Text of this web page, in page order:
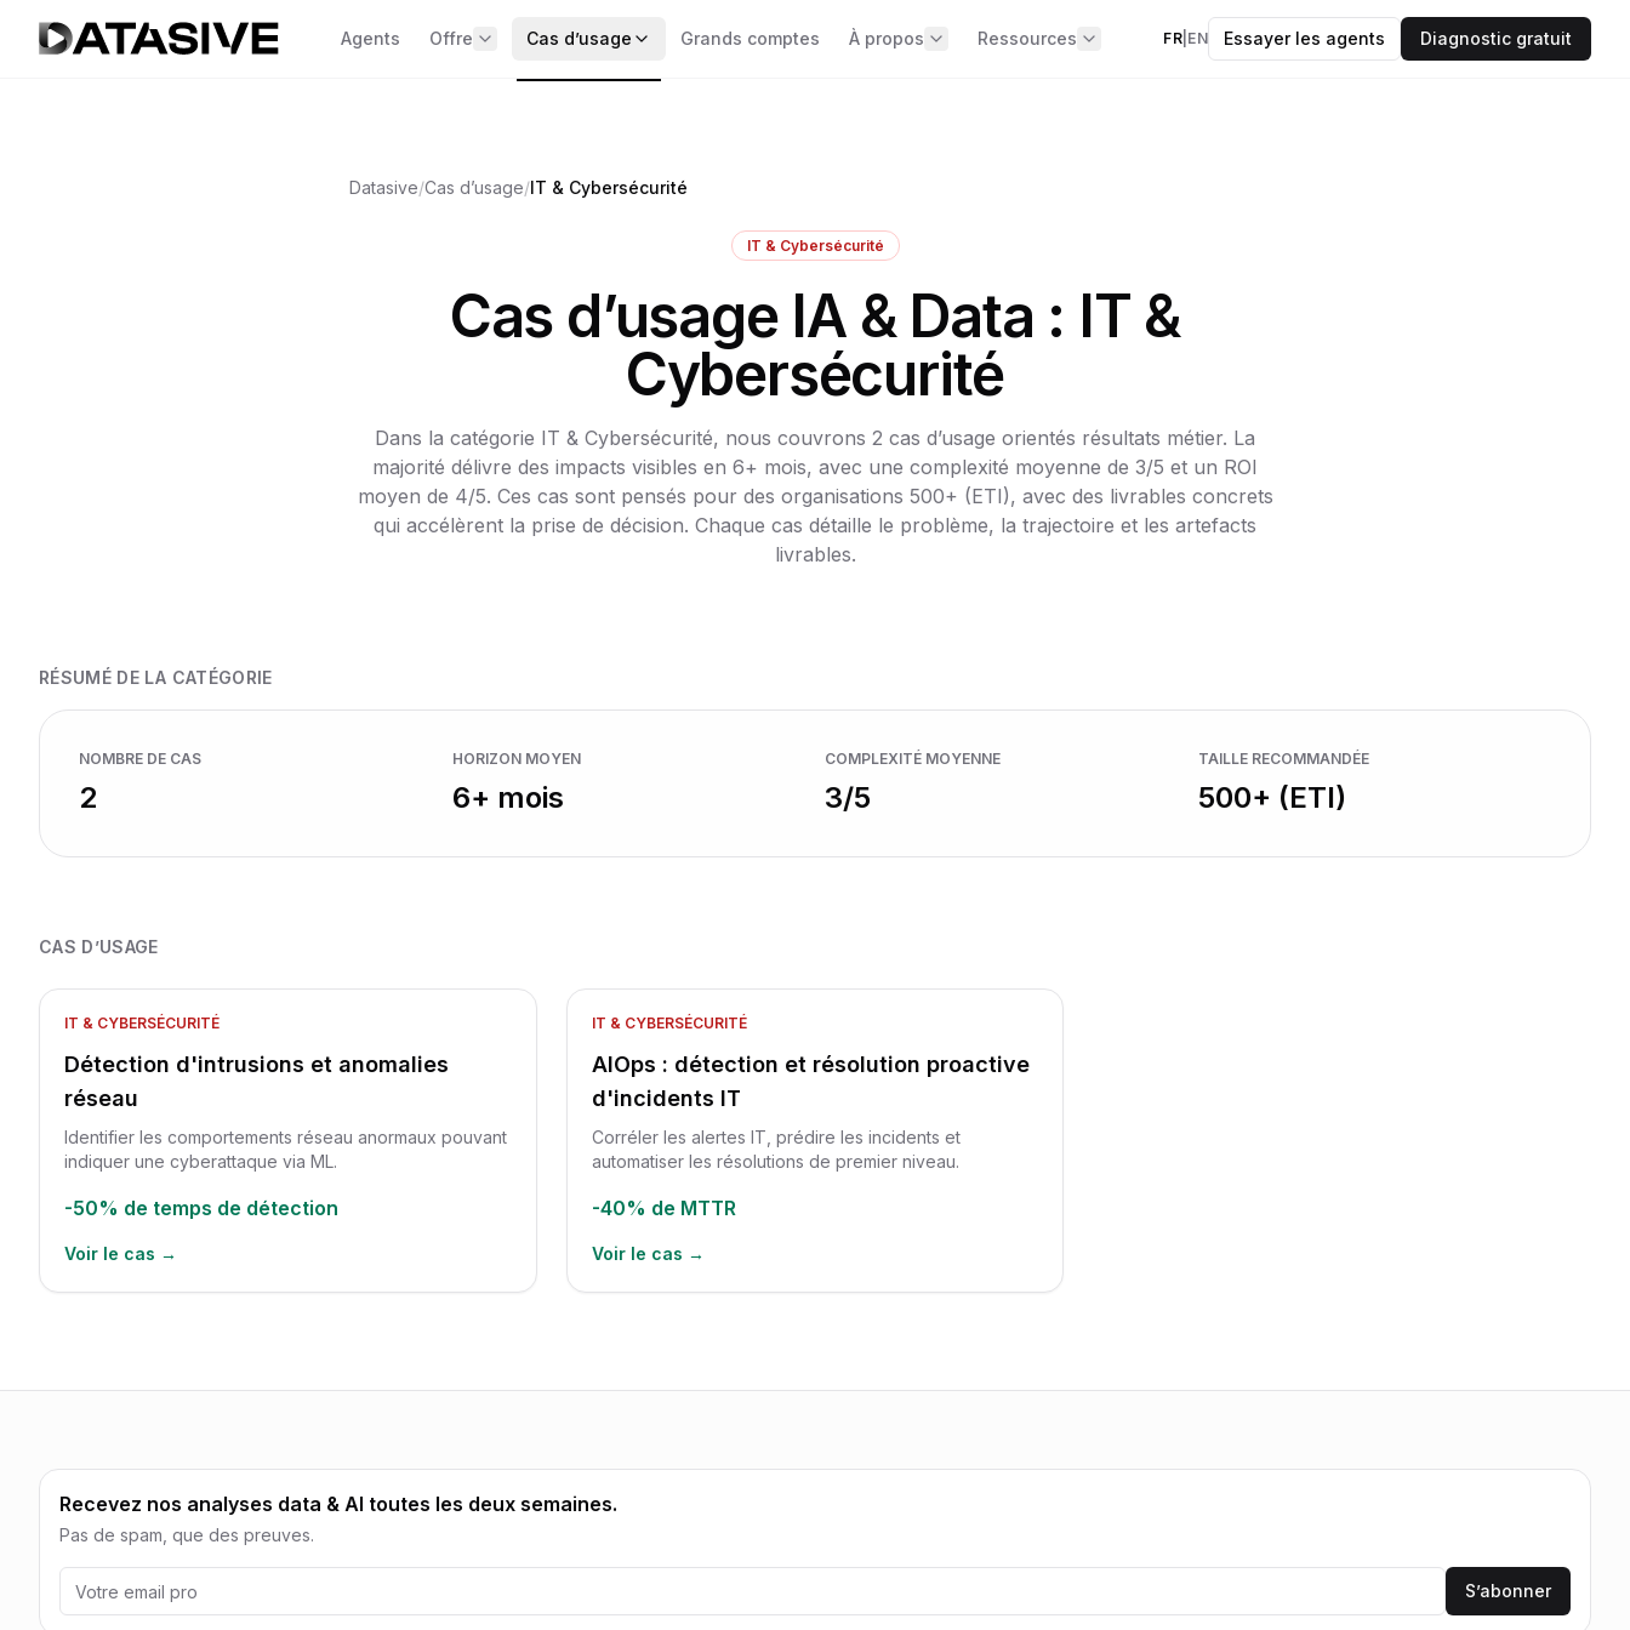
Agents Offre
COMMAND — Piloter par la
Gouvernance + dashboards COMEX
ACCELERATE — Capturer la
valeur IA
2 cas IA en production en 6 mois
SHIELD — Sécuriser et
Cas d’usage
Marketing
RH & Talent
PAR TAILLE D’ENTREPRISE
250+ (PME)
1000+ (ETI+)
TOUS LES CAS D’USAGE
Grands comptes À propos
Carrières
Contact
Ressources
Réponses directes à vos questions
data & IA
Guides stratégiques
Méthodologies et frameworks
Templates
Modèles prêts à l'emploi
FR EN Essayer les agents Diagnostic gratuit
Datasive/Cas d’usage/IT & Cybersécurité
IT & Cybersécurité
Cas d’usage IA & Data : IT &
Cybersécurité
Dans la catégorie IT & Cybersécurité, nous couvrons 2 cas d’usage orientés résultats métier. La
majorité délivre des impacts visibles en 6+ mois, avec une complexité moyenne de 3/5 et un ROI
moyen de 4/5. Ces cas sont pensés pour des organisations 500+ (ETI), avec des livrables concrets
qui accélèrent la prise de décision. Chaque cas détaille le problème, la trajectoire et les artefacts
livrables.
RÉSUMÉ DE LA CATÉGORIE
NOMBRE DE CAS
2
HORIZON MOYEN
6+ mois
COMPLEXITÉ MOYENNE
3/5
TAILLE RECOMMANDÉE
500+ (ETI)
CAS D’USAGE
IT & CYBERSÉCURITÉ
Détection d'intrusions et anomalies
réseau
Identifier les comportements réseau anormaux pouvant
indiquer une cyberattaque via ML.
-50% de temps de détection
Voir le cas →
IT & CYBERSÉCURITÉ
AIOps : détection et résolution proactive
d'incidents IT
Corréler les alertes IT, prédire les incidents et
automatiser les résolutions de premier niveau.
-40% de MTTR
Voir le cas →
Recevez nos analyses data & AI toutes les deux semaines.
Pas de spam, que des preuves.
S’abonner